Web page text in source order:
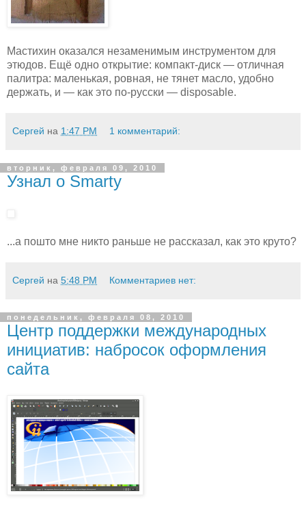
Мастихин оказался незаменимым инструментом для
этюдов. Ещё одно открытие: компакт-диск — отличная
палитра: маленькая, ровная, не тянет масло, удобно
держать, и — как это по-русски — disposable.
Сергей на 1:47 PM 1 комментарий:
вторник, февраля 09, 2010
Узнал о Smarty
...а пошто мне никто раньше не рассказал, как это круто?
Сергей на 5:48 PM Комментариев нет:
понедельник, февраля 08, 2010
Центр поддержки международных
инициатив: набросок оформления
сайта